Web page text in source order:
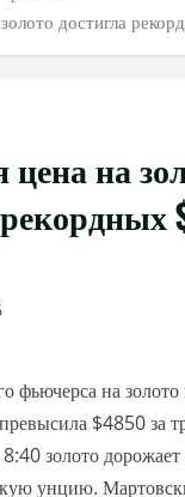
достигла
на
фьючерса на
$4850 за
золото
унцию.